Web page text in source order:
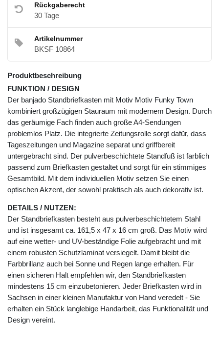
Rückgaberecht
30 Tage
Artikelnummer
BKSF 10864
Produktbeschreibung
FUNKTION / DESIGN
Der banjado Standbriefkasten mit Motiv Motiv Funky Town
kombiniert großzügigen Stauraum mit modernem Design. Durch
das geräumige Fach finden auch große A4-Sendungen
problemlos Platz. Die integrierte Zeitungsrolle sorgt dafür, dass
Tageszeitungen und Magazine separat und griffbereit
untergebracht sind. Der pulverbeschichtete Standfuß ist farblich
passend zum Briefkasten gestaltet und sorgt für ein stimmiges
Gesamtbild. Mit dem individuellen Motiv setzen Sie einen
optischen Akzent, der sowohl praktisch als auch dekorativ ist.
DETAILS / NUTZEN:
Der Standbriefkasten besteht aus pulverbeschichtetem Stahl
und ist insgesamt ca. 161,5 x 47 x 16 cm groß. Das Motiv wird
auf eine wetter- und UV-beständige Folie aufgebracht und mit
einem robusten Schutzlaminat versiegelt. Damit bleibt die
Farbbrillanz auch bei Sonne und Regen lange erhalten. Für
einen sicheren Halt empfehlen wir, den Standbriefkasten
mindestens 15 cm einzubetonieren. Jeder Briefkasten wird in
Sachsen in einer kleinen Manufaktur von Hand veredelt - Sie
erhalten ein Stück langlebige Handarbeit, das Funktionalität und
Design vereint.